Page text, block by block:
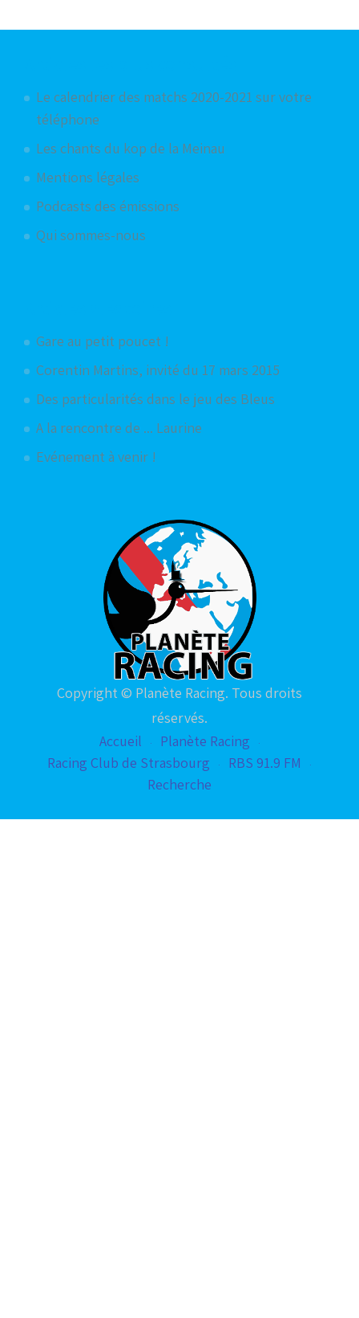
Le calendrier des matchs 2020-2021 sur votre
téléphone
Les chants du kop de la Meinau
Mentions légales
Podcasts des émissions
Qui sommes-nous
Gare au petit poucet !
Corentin Martins, invité du 17 mars 2015
Des particularités dans le jeu des Bleus
A la rencontre de ... Laurine
Evénement à venir !
Copyright © Planète Racing. Tous droits
réservés.
Accueil
Planète Racing
Racing Club de Strasbourg
RBS 91.9 FM
Recherche